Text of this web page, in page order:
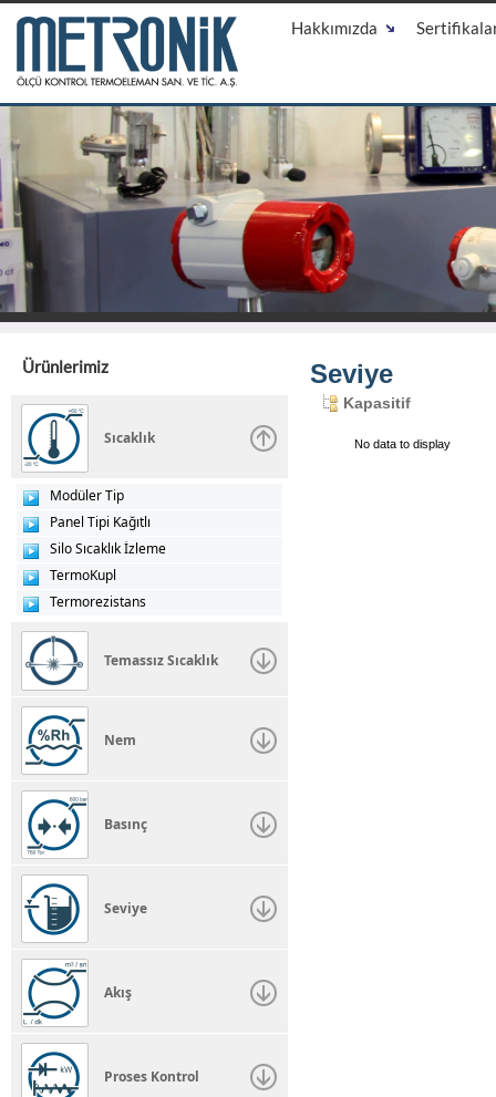
Hakkımızda
Ürünlerimiz
Sıcaklık
Modüler Tip
Panel Tipi Kağıtlı
Silo Sıcaklık İzleme
TermoKupl
Termorezistans
Temassız Sıcaklık
Nem
Basınç
Seviye
Akış
Proses Kontrol
Seviye
Kapasitif
No data to display